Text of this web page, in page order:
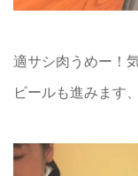
適サシ肉うめー！
ビールも進みます